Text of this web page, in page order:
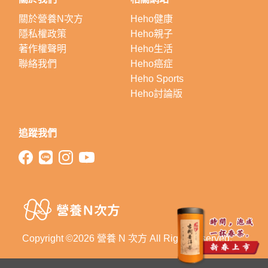
Copyright ©2026 營養 N 次方 All Right Reserved.
關於營養N次方
隱私權政策
著作權聲明
聯絡我們
Heho健康
Heho親子
Heho生活
Heho癌症
Heho Sports
Heho討論版
追蹤我們